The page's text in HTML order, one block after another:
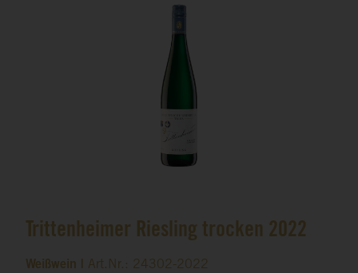
Trittenheimer Riesling trocken 2022
Weißwein | Art.Nr.: 24302-2022